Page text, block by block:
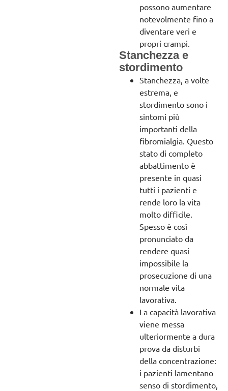
possono aumentare
notevolmente fino a
diventare veri e
propri crampi.
Stanchezza e
stordimento
Stanchezza, a volte
estrema, e
stordimento sono i
sintomi più
importanti della
fibromialgia. Questo
stato di completo
abbattimento è
presente in quasi
tutti i pazienti e
rende loro la vita
molto difficile.
Spesso è così
pronunciato da
rendere quasi
impossibile la
prosecuzione di una
normale vita
lavorativa.
La capacità lavorativa
viene messa
ulteriormente a dura
prova da disturbi
della concentrazione:
i pazienti lamentano
senso di stordimento,